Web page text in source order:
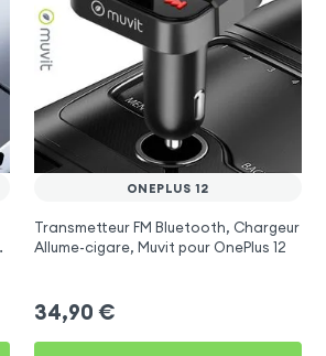
ONEPLUS 12
Transmetteur FM Bluetooth, Chargeur
Allume-cigare, Muvit pour OnePlus 12
34,90 €